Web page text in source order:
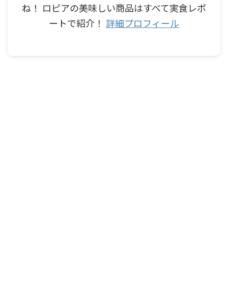
ね！ ロピアの美味しい商品はすべて実食レポ
ートで紹介！ 詳細プロフィール